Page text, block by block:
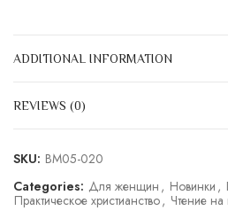
ADDITIONAL INFORMATION
REVIEWS (0)
SKU: BM05-020
Categories: Для женщин , Новинки ,
Практическое христианство, Чтение